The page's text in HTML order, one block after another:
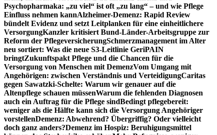
Psychopharmaka: „zu viel“ ist oft „zu lang“ – und wie Pflege
Einfluss nehmen kannAlzheimer-Demenz: Rapid Review
bündelt Evidenz und setzt Leitplanken für eine einheitlichere
VersorgungKanzler kritisiert Bund-Länder-Arbeitsgruppe zur
Reform der PflegeversicherungSchmerzmanagement im Alter
neu sortiert: Was die neue S3-Leitlinie GeriPAIN
bringtZukunftspakt Pflege und die Chancen für die
Versorgung von Menschen mit DemenzVom Umgang mit
Angehörigen: zwischen Verständnis und VerteidigungCaritas
gegen Sawatzki-Schelte: Warum wir genauer auf die
Altenpflege schauen müssenWarum die fehlenden Diagnosen
auch ein Auftrag für die Pflege sindBedingt pflegebereit:
weniger als die Hälfte kann sich die Versorgung Angehöriger
vorstellenDemenz: Abwehrend? Übergriffig? Oder vielleicht
doch ganz anders?Demenz im Hospiz: Beruhigungsmittel